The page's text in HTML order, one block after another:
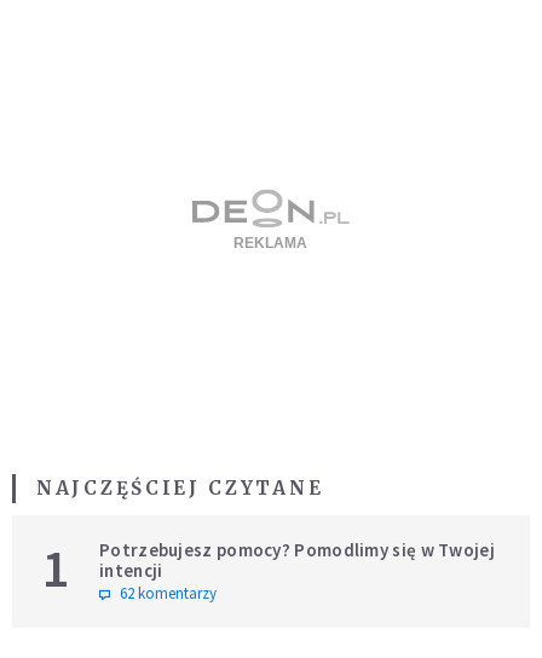
NAJCZĘŚCIEJ CZYTANE
1
Potrzebujesz pomocy? Pomodlimy się w Twojej
intencji
62 komentarzy